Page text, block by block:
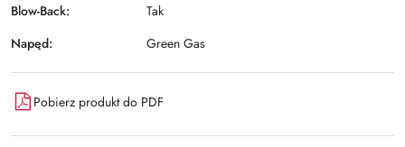
Blow-Back:
Tak
Napęd:
Green Gas
Pobierz produkt do PDF